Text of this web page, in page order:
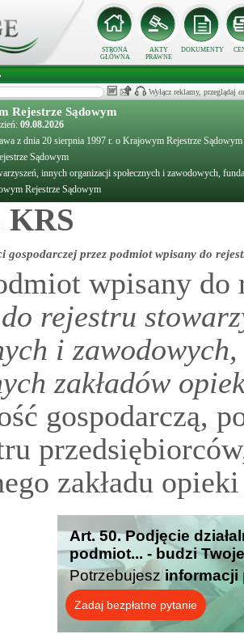
STRONA
GŁÓWNA
AKTY
PRAWNE
DOKUMENTY
Wyłącz reklamy, przeglądaj
Rejestrze Sądowym
09.08.2026
z dnia 20 sierpnia 1997 r. o Krajowym Rejestrze Sądowym
Sądowym
innych organizacji społecznych i zawodowych,
Rejestrze Sądowym
KRS
gospodarczej przez podmiot wpisany do
wpisany
rejestru
i
zakładów
gospodarczą,
zakładu
Art. 50. Podjęcie
podmiot... - budzi
Potrzebujesz informacji
Zadaj bezpłatne pytanie